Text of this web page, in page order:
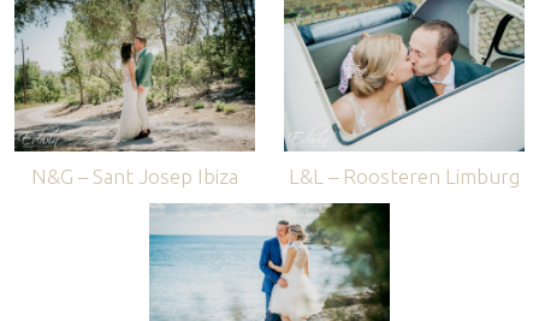
N&G – Sant Josep Ibiza L&L – Roosteren Limburg